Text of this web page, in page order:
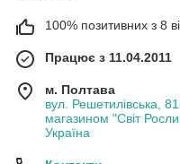
100% позитивних з 8
Працює з 11.04.2011
м. Полтава
вул. Решетилівська,
магазином "Світ
Україна